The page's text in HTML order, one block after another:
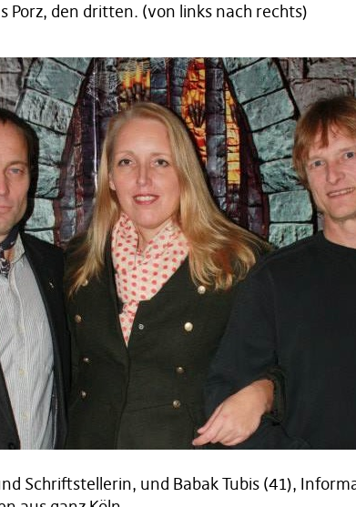
Porz, den dritten. (von links nach rechts)
Schriftstellerin, und Babak Tubis (41),